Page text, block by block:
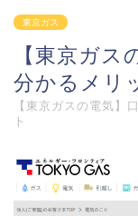
東京ガス
【東京ガス
分かるメリ
【東京ガスの電気】
ト